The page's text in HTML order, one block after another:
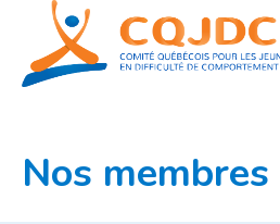
contenu
Nos